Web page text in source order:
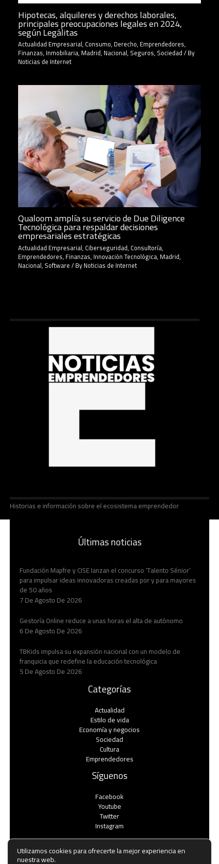
Hipotecas, alquileres y derechos laborales,
principales preocupaciones legales en 2024,
según Legálitas
Actualidad Empresarial, Consumo, Derecho, Emprendedores,
Finanzas, Inmobiliaria, Madrid, Nacional, Seguros, Sociedad/ By
Noticias de Internet
Qualoom amplía su servicio de Due Diligence
Tecnológica para respaldar decisiones
empresariales estratégicas
Actualidad Empresarial, Ciberseguridad, Consultoría,
Emprendedores, Finanzas, Innovación Tecnológica, Madrid,
Nacional, Software/ ByNoticias de Internet
Historias e información sobre el ecosistema emprendedor
Últimas noticias
Fundación Mapfre y CISE lanzan el concurso ‘Talento Sénior’
para impulsar ideas innovadoras creadas por y para mayores
de 50 años
7 De Agosto De 2026
Gestoría Online reduce a unas horas el alta de autónomo
6 De Agosto De 2026
TBKids impulsa su expansión nacional con un modelo de
franquicia que redefine la educación tecnológica
5 De Agosto De 2026
Categorías
Actualidad
Estilo de vida
Economía y negocios​
Sociedad
Cultura
Emprendedores
Síguenos
Facebook
Youtube
Twitter
Instagram
Utilizamos cookies para ofrecerte la mejor experiencia en
nuestra web.